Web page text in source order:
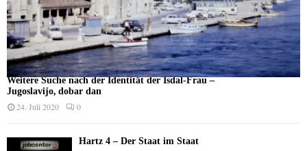
Weitere Suche nach der Identität der Isdal-Frau –
Jugoslavijo, dobar dan
24. Juli 2020 0
Hartz 4 – Der Staat im Staat